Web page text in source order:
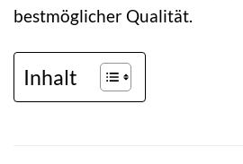
bestmöglicher Qualität.
Inhalt